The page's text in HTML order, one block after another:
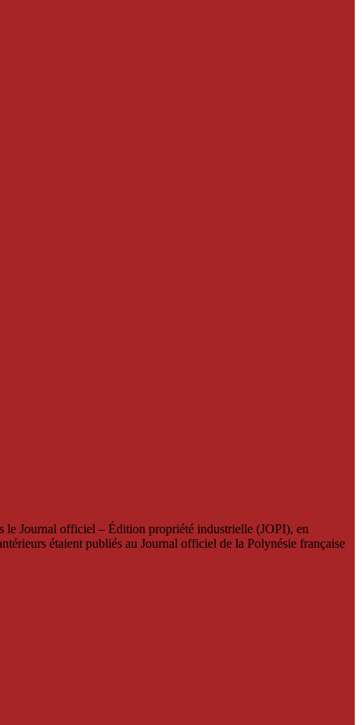
le Journal officiel – Édition propriété industrielle (JOPI), en
étaient publiés au Journal officiel de la Polynésie française